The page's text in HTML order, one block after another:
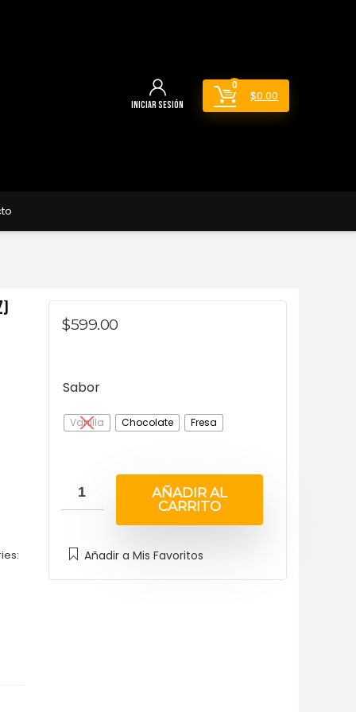
Iniciar sesión
0
$0.00
$599.00
Sabor
Vanilla Chocolate Fresa
AÑADIR AL
CARRITO
Añadir a Mis Favoritos